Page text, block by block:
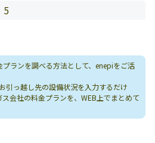
5
ランを調べる方法として、enepiをご活
引っ越し先の設備状況を入力するだけ
会社の料金プランを、WEB上でまとめて